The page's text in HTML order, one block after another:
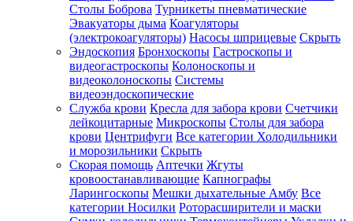
Столы Боброва Турникеты пневматические
Эвакуаторы дыма Коагуляторы
(электрокоагуляторы) Насосы шприцевые Скрыть
Эндоскопия Бронхоскопы Гастроскопы и
видеогастроскопы Колоноскопы и
видеоколоноскопы Системы
видеоэндоскопические
Служба крови Кресла для забора крови Счетчики
лейкоцитарные Микроскопы Столы для забора
крови Центрифуги Все категории Холодильники
и морозильники Скрыть
Скорая помощь Аптечки Жгуты
кровоостанавливающие Капнографы
Ларингоскопы Мешки дыхательные Амбу Все
категории Носилки Роторасширители и маски